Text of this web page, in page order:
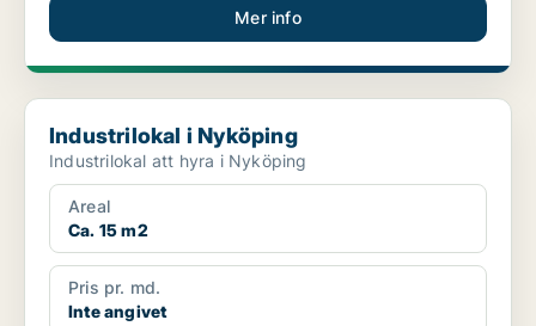
Mer info
Industrilokal i Nyköping
Industrilokal i Nyköping
Industrilokal att hyra i Nyköping
Areal
Ca. 15 m2
Pris pr. md.
Inte angivet